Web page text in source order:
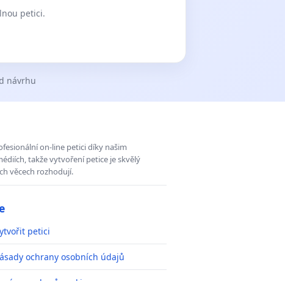
petici.
návrhu
on-line petici díky našim
takže vytvoření petice je skvělý
věcech rozhodují.
petici
ochrany osobních údajů